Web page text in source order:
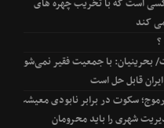
است که با تخریب چهره های
کند
بحرینیان: با جمعیت فقیر نمی‌شود
قابل حل است
سکوت در برابر نابودی معیشت
شهری را باید محرومان